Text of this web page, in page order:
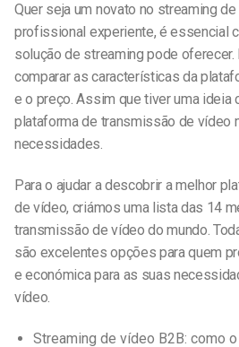
Quer seja um novato no streaming
profissional experiente, é essencial
solução de streaming pode
comparar as características da
e o preço. Assim que tiver uma ideia
plataforma de transmissão de vídeo
necessidades.
Para o ajudar a descobrir a melhor
de vídeo, criámos uma lista das 14
transmissão de vídeo do mundo.
são excelentes opções para quem
e económica para as suas
vídeo.
Streaming de vídeo B2B: como